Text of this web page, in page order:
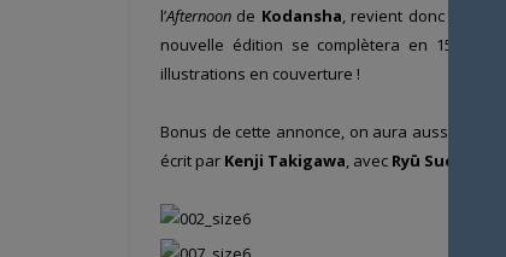
l’Afternoon de Kodansha, revient donc en
nouvelle édition se complètera en 15
illustrations en couverture !
Bonus de cette annonce, on aura aussi droit à
écrit par Kenji Takigawa, avec Ryū Suenobu